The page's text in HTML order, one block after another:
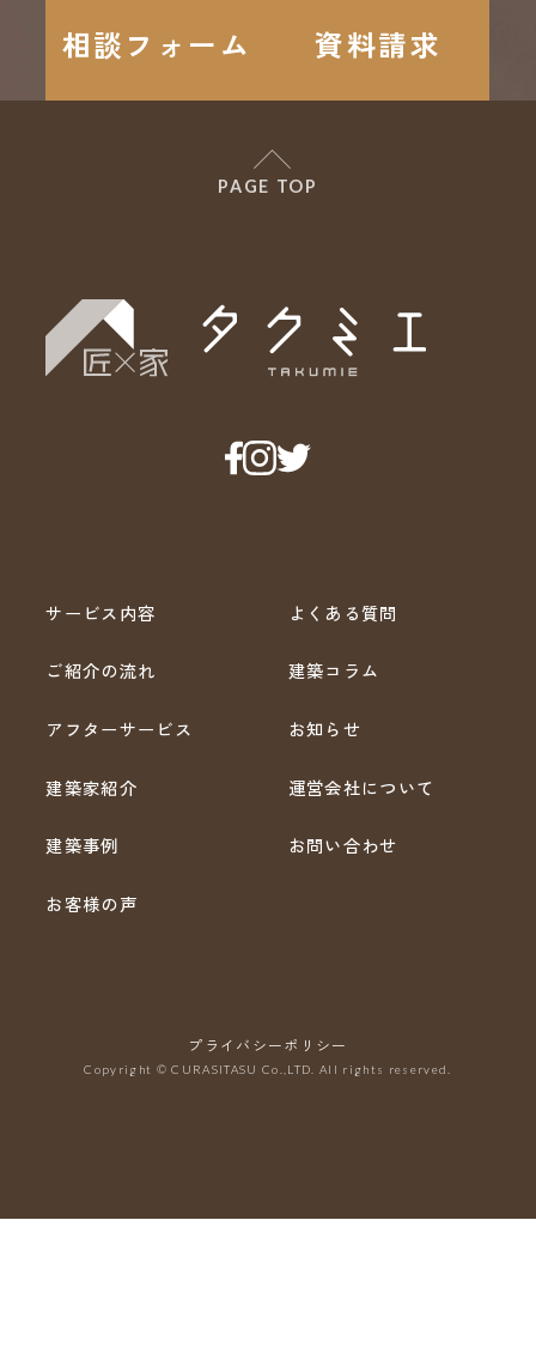
相談フォーム 資料請求
PAGE TOP
サービス内容
ご紹介の流れ
アフターサービス
建築家紹介
建築事例
お客様の声
よくある質問
建築コラム
お知らせ
運営会社について
お問い合わせ
プライバシーポリシー
Copyright © CURASITASU Co.,LTD. All rights reserved.